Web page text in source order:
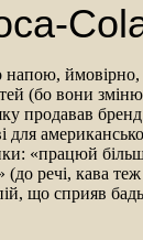
напою, ймовірно,
(бо вони
яку продавав
«працюй
(до речі, кава
що сприяв